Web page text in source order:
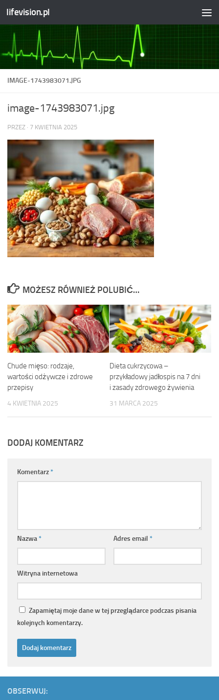
Skip to content
lifevision.pl
IMAGE-1743983071.JPG
image-1743983071.jpg
PRZEZ · 7 KWIETNIA 2025
MOŻESZ RÓWNIEŻ POLUBIĆ…
Chude mięso: rodzaje,
wartości odżywcze i zdrowe
przepisy
4 KWIETNIA 2025
Dieta cukrzycowa –
przykładowy jadłospis na 7 dni
i zasady zdrowego żywienia
31 MARCA 2025
DODAJ KOMENTARZ
Komentarz*
Nazwa* Adres email *
Witryna internetowa
Zapamiętaj moje dane w tej przeglądarce podczas pisania
kolejnych komentarzy.
OBSERWUJ: